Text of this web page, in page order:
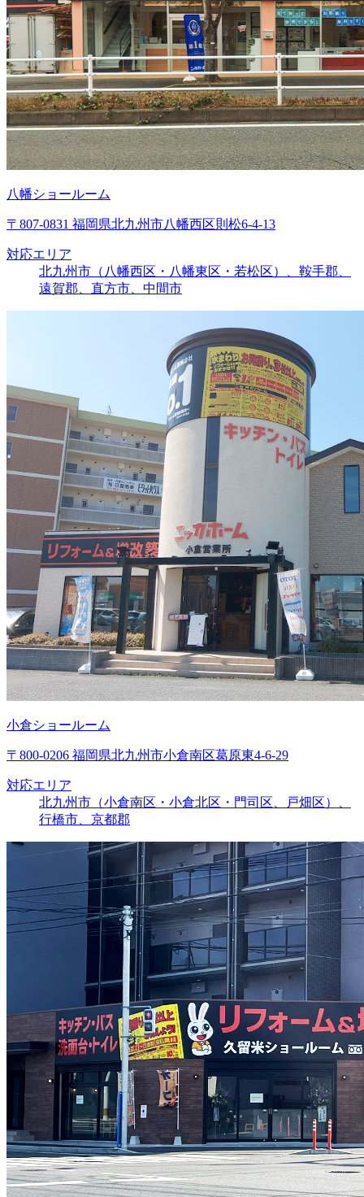
八幡ショールーム
〒807-0831 福岡県北九州市八幡西区則松6-4-13
対応エリア
北九州市（八幡西区・八幡東区・若松区）、鞍手郡、
遠賀郡、直方市、中間市
小倉ショールーム
〒800-0206 福岡県北九州市小倉南区葛原東4-6-29
対応エリア
北九州市（小倉南区・小倉北区・門司区、戸畑区）、
行橋市、京都郡